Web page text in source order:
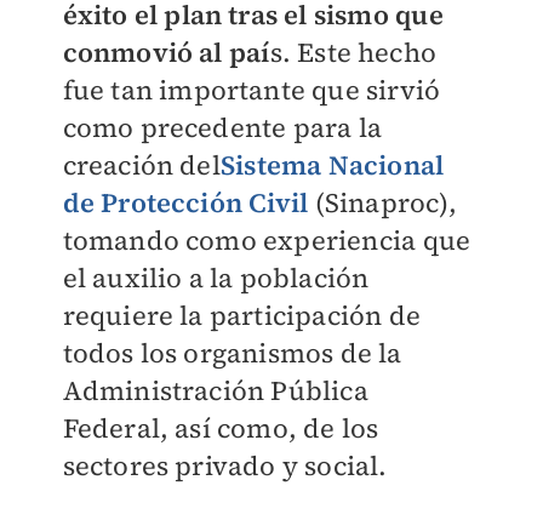
éxito el plan tras el sismo que
conmovió al país. Este hecho
fue tan importante que sirvió
como precedente para la
creación delSistema Nacional
de Protección Civil (Sinaproc),
tomando como experiencia que
el auxilio a la población
requiere la participación de
todos los organismos de la
Administración Pública
Federal, así como, de los
sectores privado y social.